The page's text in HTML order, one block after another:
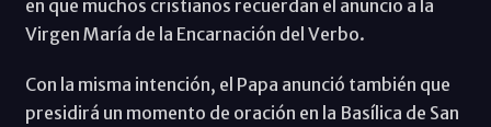
en que muchos cristianos recuerdan el anuncio a la
Virgen María de la Encarnación del Verbo.
Con la misma intención, el Papa anunció también que
presidirá un momento de oración en la Basílica de San